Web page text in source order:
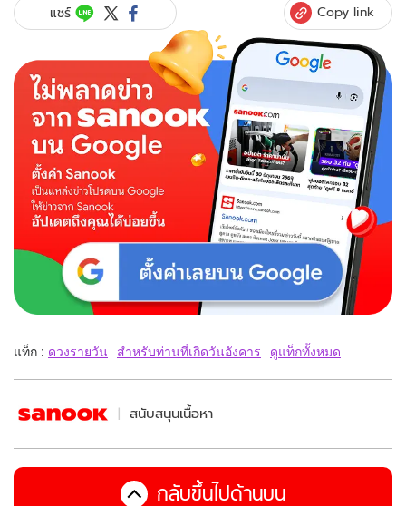
แชร์ Copy link
แท็ก : ดวงรายวัน สำหรับท่านที่เกิดวันอังคาร ดูแท็กทั้งหมด
สนับสนุนเนื้อหา
กลับขึ้นไปด้านบน